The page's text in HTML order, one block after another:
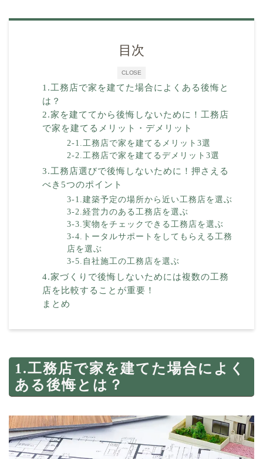
CLOSE
目次
1.工務店で家を建てた場合によくある後悔と
は？
2.家を建ててから後悔しないために！工務店
で家を建てるメリット・デメリット
2-1.工務店で家を建てるメリット3選
2-2.工務店で家を建てるデメリット3選
3.工務店選びで後悔しないために！押さえる
べき5つのポイント
3-1.建築予定の場所から近い工務店を選ぶ
3-2.経営力のある工務店を選ぶ
3-3.実物をチェックできる工務店を選ぶ
3-4.トータルサポートをしてもらえる工務
店を選ぶ
3-5.自社施工の工務店を選ぶ
4.家づくりで後悔しないためには複数の工務
店を比較することが重要！
まとめ
1.工務店で家を建てた場合によく
ある後悔とは？